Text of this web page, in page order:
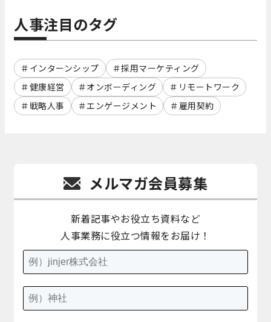
人事注目のタグ
インターンシップ
採用マーケティング
健康経営
オンボーディング
リモートワーク
戦略人事
エンゲージメント 雇用契約
メルマガ会員募集
新着記事やお役立ち資料など
人事業務に役立つ情報をお届け！